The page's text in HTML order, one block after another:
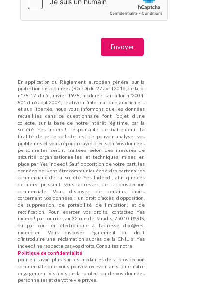
En application du Règlement européen général sur la
protection des données (RGPD) du 27 avril 2016, de la loi
n°78-17 du 6 janvier 1978, modifiée par la loi n°2004-
801 du 6 août 2004, relative à l’informatique, aux fichiers
et aux libertés, nous vous informons que les données
recueillies dans ce questionnaire font l’objet d’une
collecte, sur la base de notre intérêt légitime, par la
société Yes indeed!, responsable de traitement. La
finalité de cette collecte est de pouvoir analyser vos
problèmes et vous répondre avec précision. Vos données
personnelles seront traitées selon des mesures de
sécurité organisationnelles et techniques mises en
place par Yes indeed!. Sauf opposition de votre part, les
données peuvent être communiquées à des partenaires
commerciaux de la société Yes Indeed!, afin que ces
derniers puissent vous adresser de la prospection
commerciale. Vous disposez de certains droits
concernant vos données : un droit d’accès, d’opposition,
de suppression, de portabilité, de limitation, et de
rectification. Pour exercer vos droits, contactez Yes
indeed! par courrier, au 32 rue de Paradis, 75010 PARIS,
ou par courrier électronique à l’adresse dpo@yes-
indeed.eu. Vous disposez également du droit
d’introduire une réclamation auprès de la CNIL si Yes
indeed! ne respecte pas vos droits. Consultez notre
Politique de confidentialité
pour en savoir plus sur les modalités de la prospection
commerciale que vous pouvez recevoir, ainsi que notre
engagement vis-à-vis de la protection de vos données
personnelles et de votre vie privée.